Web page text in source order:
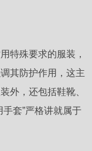
特殊要求的服装，
其防护作用，这主
外，还包括鞋靴、
套”严格讲就属于